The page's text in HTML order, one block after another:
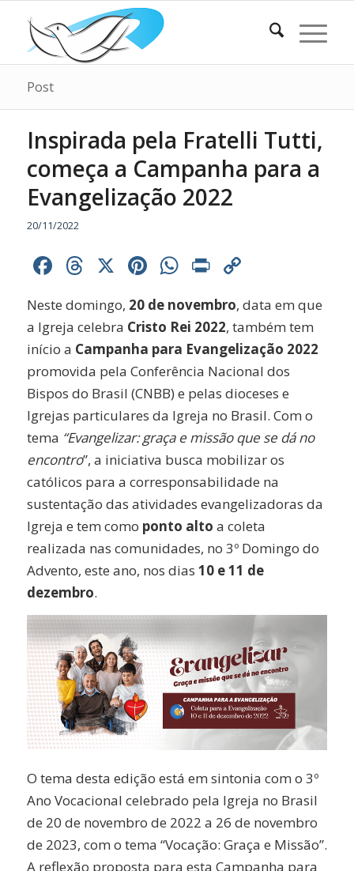
Post
Inspirada pela Fratelli Tutti,
começa a Campanha para a
Evangelização 2022
20/11/2022
Facebook
Threads
X Pinterest
WhatsApp
Print
Neste domingo, 20 de novembro, data em que
a Igreja celebra Cristo Rei 2022, também tem
início a Campanha para Evangelização 2022
promovida pela Conferência Nacional dos
Bispos do Brasil (CNBB) e pelas dioceses e
Igrejas particulares da Igreja no Brasil. Com o
tema “Evangelizar: graça e missão que se dá no
encontro”, a iniciativa busca mobilizar os
católicos para a corresponsabilidade na
sustentação das atividades evangelizadoras da
Igreja e tem como ponto alto a coleta
realizada nas comunidades, no 3º Domingo do
Advento, este ano, nos dias 10 e 11 de
dezembro.
O tema desta edição está em sintonia com o 3º
Ano Vocacional celebrado pela Igreja no Brasil
de 20 de novembro de 2022 a 26 de novembro
de 2023, com o tema “Vocação: Graça e Missão”.
A reflexão proposta para esta Campanha para